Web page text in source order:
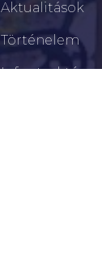
Aktualitások
Történelem
Infrastruktúra